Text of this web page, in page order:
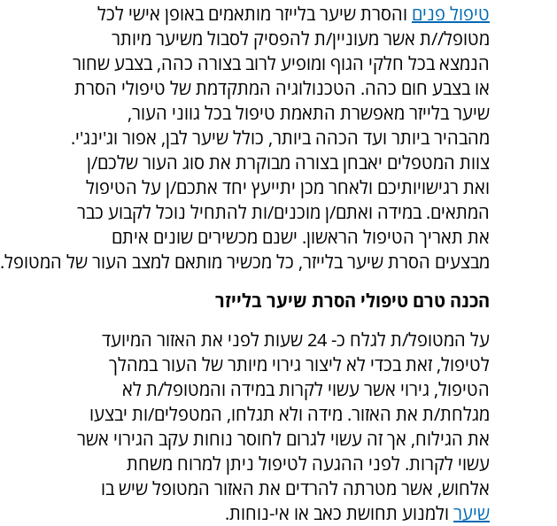
טיפול פנים והסרת שיער בלייזר מותאמים באופן אישי לכל
מטופל//ת אשר מעוניין/ת להפסיק לסבול משיער מיותר
הנמצא בכל חלקי הגוף ומופיע לרוב בצורה כהה, בצבע שחור
או בצבע חום כהה. הטכנולוגיה המתקדמת של טיפולי הסרת
שיער בלייזר מאפשרת התאמת טיפול בכל גווני העור,
מהבהיר ביותר ועד הכהה ביותר, כולל שיער לבן, אפור וג'ינג'י.
צוות המטפלים יאבחן בצורה מבוקרת את סוג העור שלכם/ן
ואת רגישויותיכם ולאחר מכן יתייעץ יחד אתכם/ן על הטיפול
המתאים. במידה ואתם/ן מוכנים/ות להתחיל נוכל לקבוע כבר
את תאריך הטיפול הראשון. ישנם מכשירים שונים איתם
מבצעים הסרת שיער בלייזר, כל מכשיר מותאם למצב העור של המטופל.
הכנה טרם טיפולי הסרת שיער בלייזר
על המטופל/ת לגלח כ- 24 שעות לפני את האזור המיועד
לטיפול, זאת בכדי לא ליצור גירוי מיותר של העור במהלך
הטיפול, גירוי אשר עשוי לקרות במידה והמטופל/ת לא
מגלחת/ת את האזור. מידה ולא תגלחו, המטפלים/ות יבצעו
את הגילוח, אך זה עשוי לגרום לחוסר נוחות עקב הגירוי אשר
עשוי לקרות. לפני ההגעה לטיפול ניתן למרוח משחת
אלחוש, אשר מטרתה להרדים את האזור המטופל שיש בו
שיער ולמנוע תחושת כאב או אי-נוחות.